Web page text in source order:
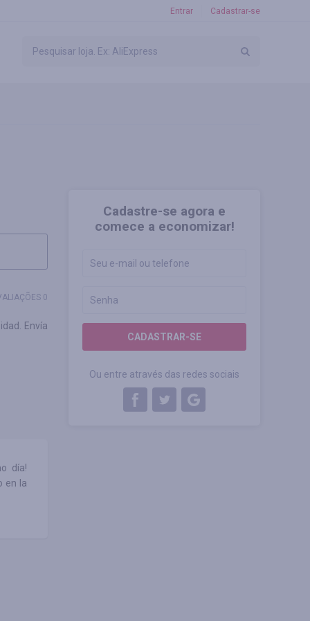
Entrar Cadastrar-se
Cadastre-se agora e
comece a economizar!
CADASTRAR-SE
Ou entre através das redes sociais
0
Envía
día!
en la